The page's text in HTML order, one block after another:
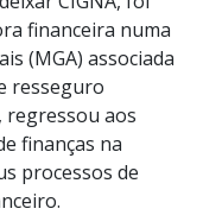
financeira numa
(MGA) associada
resseguro
regressou aos
finanças na
processos de